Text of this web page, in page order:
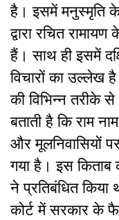
है। इसमें मनुस्मृति
द्वारा रचित
हैं। साथ ही इसमें
विचारों का उल्लेख
की विभिन्न तरीके
बताती है कि राम
और मूलनिवासियों
गया है। इस किताब
ने प्रतिबंधित
कोर्ट में सरकार के